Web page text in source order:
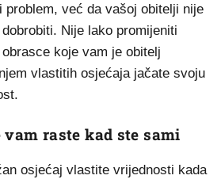
problem, već da vašoj obitelji nije
Nije lako promijeniti
koje vam je obitelj
vlastitih osjećaja jačate svoju
vam raste kad ste sami
osjećaj vlastite vrijednosti kada